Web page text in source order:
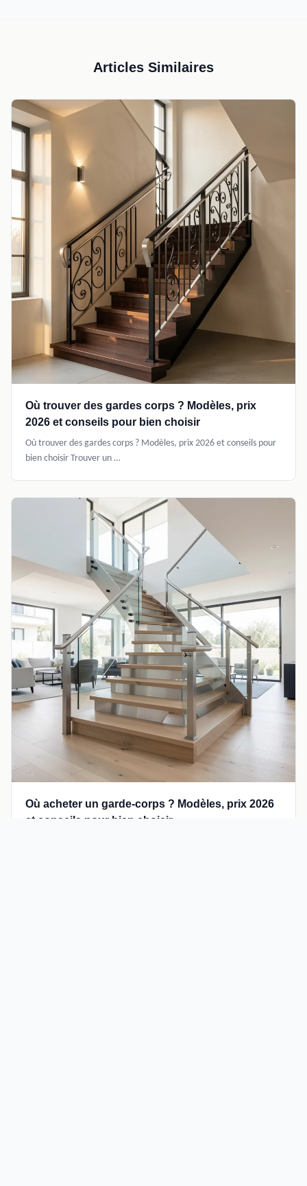
Articles Similaires
Où trouver des gardes corps ? Modèles, prix
2026 et conseils pour bien choisir
Où trouver des gardes corps ? Modèles, prix 2026 et conseils pour
bien choisir Trouver un …
Où acheter un garde-corps ? Modèles, prix 2026
et conseils pour bien choisir